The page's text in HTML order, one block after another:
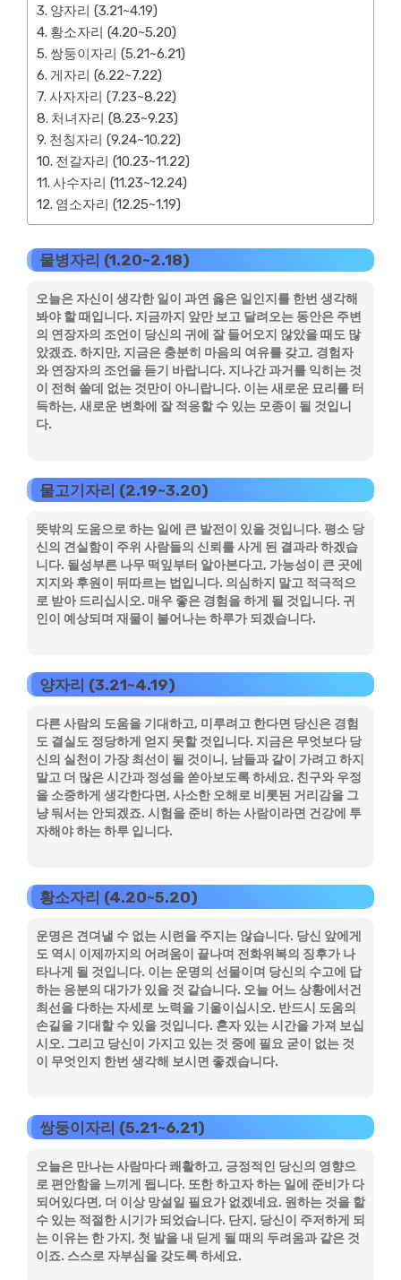
양자리 (3.21~4.19)
황소자리 (4.20~5.20)
쌍둥이자리 (5.21~6.21)
게자리 (6.22~7.22)
사자자리 (7.23~8.22)
처녀자리 (8.23~9.23)
천칭자리 (9.24~10.22)
전갈자리 (10.23~11.22)
사수자리 (11.23~12.24)
염소자리 (12.25~1.19)
물병자리 (1.20~2.18)
오늘은 자신이 생각한 일이 과연 옳은 일인지를 한번 생각해
봐야 할 때입니다. 지금까지 앞만 보고 달려오는 동안은 주변
의 연장자의 조언이 당신의 귀에 잘 들어오지 않았을 때도 많
았겠죠. 하지만, 지금은 충분히 마음의 여유를 갖고, 경험자
와 연장자의 조언을 듣기 바랍니다. 지나간 과거를 익히는 것
이 전혀 쓸데 없는 것만이 아니랍니다. 이는 새로운 묘리를 터
득하는, 새로운 변화에 잘 적응할 수 있는 모종이 될 것입니
다.
물고기자리 (2.19~3.20)
뜻밖의 도움으로 하는 일에 큰 발전이 있을 것입니다. 평소 당
신의 견실함이 주위 사람들의 신뢰를 사게 된 결과라 하겠습
니다. 될성부른 나무 떡잎부터 알아본다고, 가능성이 큰 곳에
지지와 후원이 뒤따르는 법입니다. 의심하지 말고 적극적으
로 받아 드리십시오. 매우 좋은 경험을 하게 될 것입니다. 귀
인이 예상되며 재물이 불어나는 하루가 되겠습니다.
양자리 (3.21~4.19)
다른 사람의 도움을 기대하고, 미루려고 한다면 당신은 경험
도 결실도 정당하게 얻지 못할 것입니다. 지금은 무엇보다 당
신의 실천이 가장 최선이 될 것이니, 남들과 같이 가려고 하지
말고 더 많은 시간과 정성을 쏟아보도록 하세요. 친구와 우정
을 소중하게 생각한다면, 사소한 오해로 비롯된 거리감을 그
냥 둬서는 안되겠죠. 시험을 준비 하는 사람이라면 건강에 투
자해야 하는 하루 입니다.
황소자리 (4.20~5.20)
운명은 견뎌낼 수 없는 시련을 주지는 않습니다. 당신 앞에게
도 역시 이제까지의 어려움이 끝나며 전화위복의 징후가 나
타나게 될 것입니다. 이는 운명의 선물이며 당신의 수고에 답
하는 응분의 대가가 있을 것 같습니다. 오늘 어느 상황에서건
최선을 다하는 자세로 노력을 기울이십시오. 반드시 도움의
손길을 기대할 수 있을 것입니다. 혼자 있는 시간을 가져 보십
시오. 그리고 당신이 가지고 있는 것 중에 필요 굳이 없는 것
이 무엇인지 한번 생각해 보시면 좋겠습니다.
쌍둥이자리 (5.21~6.21)
오늘은 만나는 사람마다 쾌활하고, 긍정적인 당신의 영향으
로 편안함을 느끼게 됩니다. 또한 하고자 하는 일에 준비가 다
되어있다면, 더 이상 망설일 필요가 없겠네요. 원하는 것을 할
수 있는 적절한 시기가 되었습니다. 단지, 당신이 주저하게 되
는 이유는 한 가지, 첫 발을 내 딛게 될 때의 두려움과 같은 것
이죠. 스스로 자부심을 갖도록 하세요.